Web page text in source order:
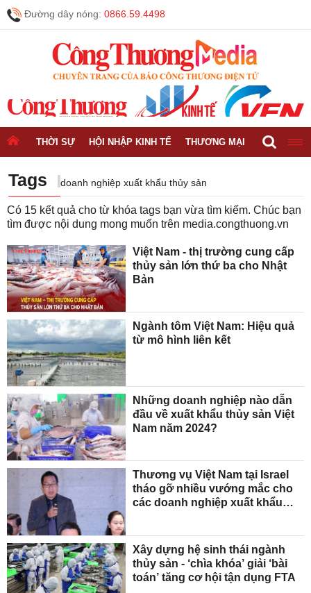
Đường dây nóng: 0866.59.4498
THỜI SỰ HỘI NHẬP KINH TẾ THƯƠNG MẠI CÔNG
Tags doanh nghiệp xuất khẩu thủy sản
Có 15 kết quả cho từ khóa tags bạn vừa tìm kiếm. Chúc bạn
tìm được nội dung mong muốn trên media.congthuong.vn
Việt Nam - thị trường cung cấp
thủy sản lớn thứ ba cho Nhật
Bản
Ngành tôm Việt Nam: Hiệu quả
từ mô hình liên kết
Những doanh nghiệp nào dẫn
đầu về xuất khẩu thủy sản Việt
Nam năm 2024?
Thương vụ Việt Nam tại Israel
tháo gỡ nhiều vướng mắc cho
các doanh nghiệp xuất khẩu
Xây dựng hệ sinh thái ngành
thủy sản - ‘chìa khóa’ giải ‘bài
toán’ tăng cơ hội tận dụng FTA